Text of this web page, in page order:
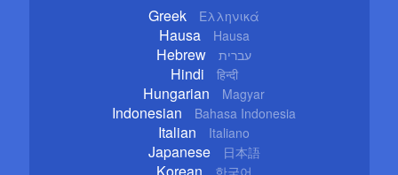
Greek Ελληνικά
Hausa Hausa
Hebrew עברית
Hindi हिन्दी
Hungarian Magyar
Indonesian Bahasa Indonesia
Italian Italiano
Japanese 日本語
한국어